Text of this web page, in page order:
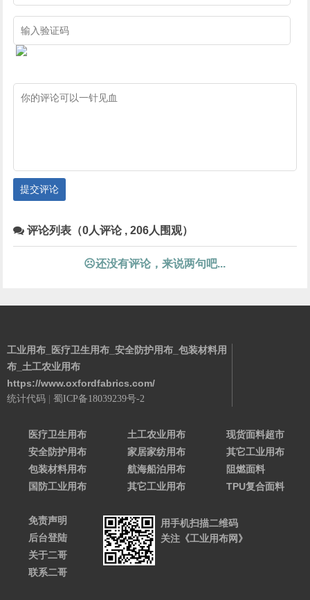
提交评论
评论列表（0人评论 , 206人围观）
☹还没有评论，来说两句吧...
工业用布_医疗卫生用布_安全防护用布_包装材料用
布_土工农业用布
https://www.oxfordfabrics.com/
统计代码 蜀ICP备18039239号-2
医疗卫生用布
安全防护用布
包装材料用布
国防工业用布
土工农业用布
家居家纺用布
航海船泊用布
其它工业用布
现货面料超市
其它工业用布
阻燃面料
TPU复合面料
免责声明
后台登陆
关于二哥
联系二哥
用手机扫描二维码
关注《工业用布网》